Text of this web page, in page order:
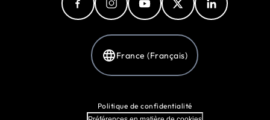
France (Français)
Politique de confidentialité